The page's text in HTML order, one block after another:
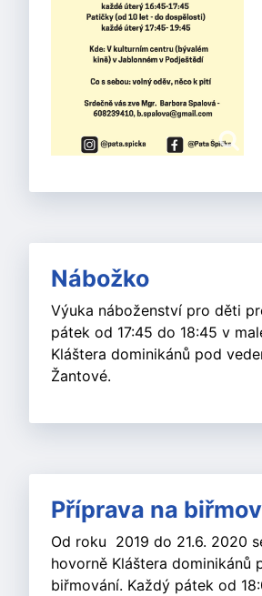
Nábožko
Výuka náboženství pro děti
pátek od 17:45 do 18:45 v
Kláštera dominikánů pod
Žantové.
Příprava na
Od roku 2019 do 21.6. 2020
hovorně Kláštera dominikánů
biřmování. Každý pátek od